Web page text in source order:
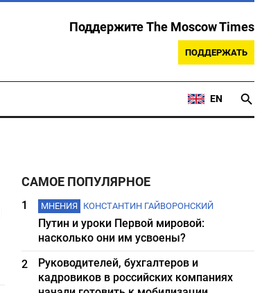
Поддержите The Moscow Times
ПОДДЕРЖАТЬ
EN
САМОЕ ПОПУЛЯРНОЕ
1 МНЕНИЯ КОНСТАНТИН ГАЙВОРОНСКИЙ
Путин и уроки Первой мировой:
насколько они им усвоены?
2
Руководителей, бухгалтеров и
кадровиков в российских компаниях